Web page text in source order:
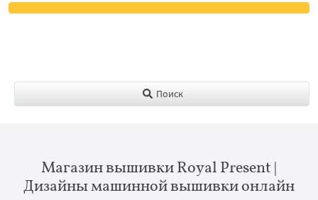
Поиск
Магазин вышивки Royal Present |
Дизайны машинной вышивки онлайн